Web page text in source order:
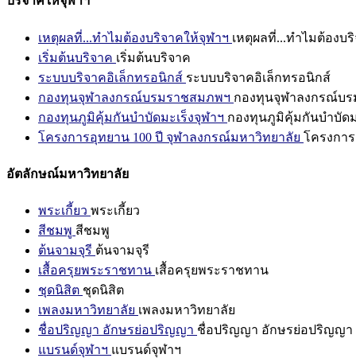
เหตุผลที่...ทำไมต้องบริจาคให้จุฬาฯ เหตุผลที่...ทำไมต้องบ
เริ่มต้นบริจาค เริ่มต้นบริจาค
ระบบบริจาคอิเล็กทรอนิกส์ ระบบบริจาคอิเล็กทรอนิกส์
กองทุนจุฬาลงกรณ์บรมราชสมภพฯ กองทุนจุฬาลงกรณ์บ
กองทุนภูมิคุ้มกันบำบัดมะเร็งจุฬาฯ กองทุนภูมิคุ้มกันบำบัดม
โครงการอุทยาน 100 ปี จุฬาลงกรณ์มหาวิทยาลัย โครงกา
อัตลักษณ์มหาวิทยาลัย
พระเกี้ยว พระเกี้ยว
สีชมพู สีชมพู
ต้นจามจุรี ต้นจามจุรี
เสื้อครุยพระราชทาน เสื้อครุยพระราชทาน
ชุดนิสิต ชุดนิสิต
เพลงมหาวิทยาลัย เพลงมหาวิทยาลัย
ชื่อปริญญา อักษรย่อปริญญา ชื่อปริญญา อักษรย่อปริญญา
แบรนด์จุฬาฯ แบรนด์จุฬาฯ